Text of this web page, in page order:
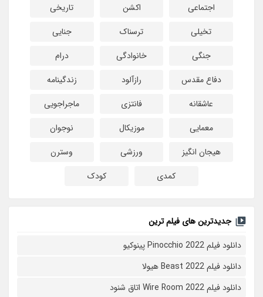
اجتماعی
اکشن
تاریخی
تخیلی
ترسناک
جنایی
جنگی
خانوادگی
درام
دفاع مقدس
رازآلود
زندگینامه
عاشقانه
فانتزی
ماجراجویی
معمایی
موزیکال
نوجوان
هیجان انگیز
ورزشی
وسترن
کمدی
کودک
جدیدترین های فیلم ترین
دانلود فیلم Pinocchio 2022 پینوکیو
دانلود فیلم Beast 2022 هیولا
دانلود فیلم Wire Room 2022 اتاق شنود